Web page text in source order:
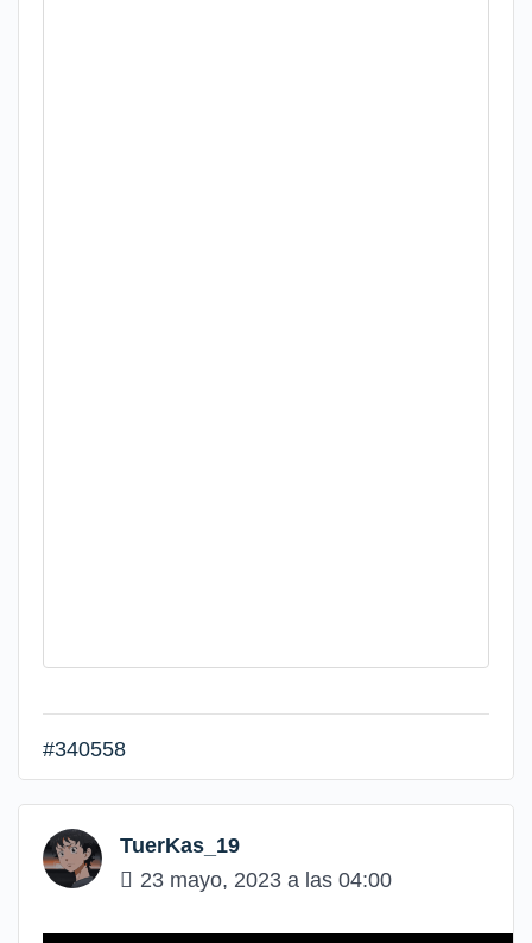
#340558
TuerKas_19
23 mayo, 2023 a las 04:00